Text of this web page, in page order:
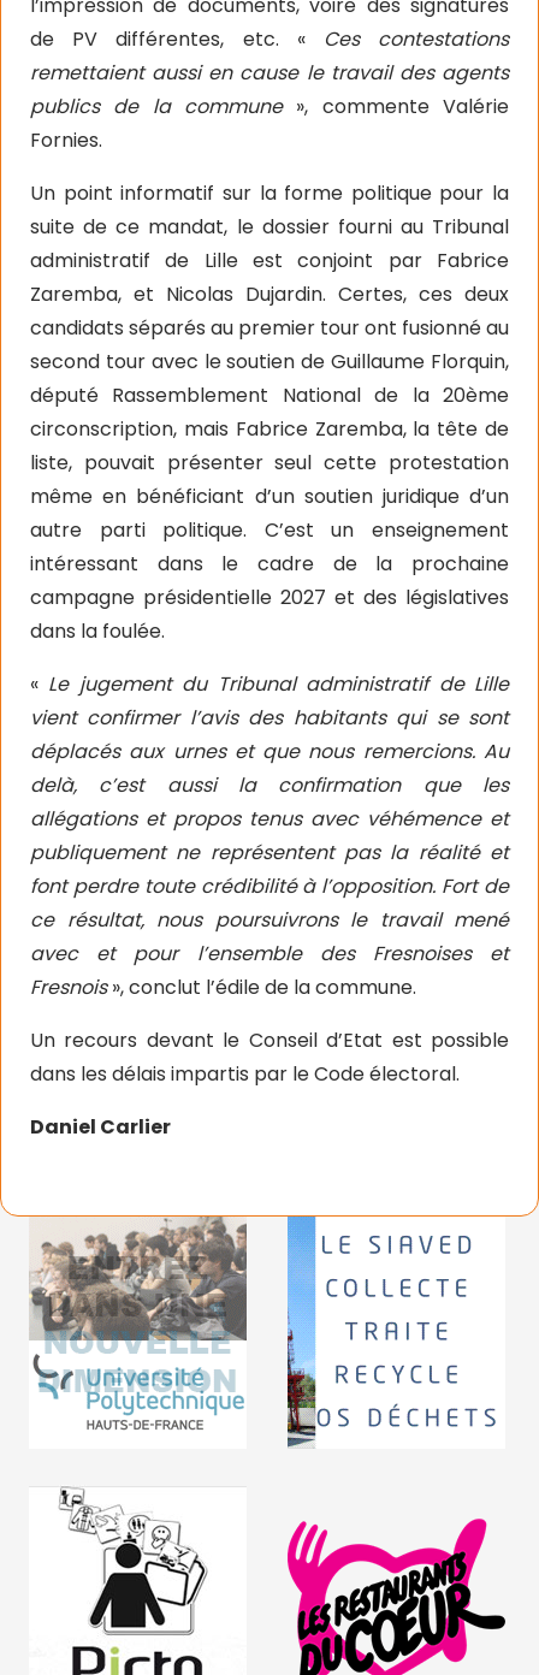
de PV différentes, etc. « Ces contestations
remettaient aussi en cause le travail des agents
publics de la commune», commente Valérie
Fornies.
Un point informatif sur la forme politique pour la
suite de ce mandat, le dossier fourni au Tribunal
administratif de Lille est conjoint par Fabrice
Zaremba, et Nicolas Dujardin. Certes, ces deux
candidats séparés au premier tour ont fusionné au
second tour avec le soutien de Guillaume Florquin,
député Rassemblement National de la 20ème
circonscription, mais Fabrice Zaremba, la tête de
liste, pouvait présenter seul cette protestation
même en bénéficiant d’un soutien juridique d’un
autre parti politique. C’est un enseignement
intéressant dans le cadre de la prochaine
campagne présidentielle 2027 et des législatives
dans la foulée.
« Le jugement du Tribunal administratif de Lille
vient confirmer l’avis des habitants qui se sont
déplacés aux urnes et que nous remercions. Au
delà, c’est aussi la confirmation que les
allégations et propos tenus avec véhémence et
publiquement ne représentent pas la réalité et
font perdre toute crédibilité à l’opposition. Fort de
ce résultat, nous poursuivrons le travail mené
avec et pour l’ensemble des Fresnoises et
Fresnois», conclut l’édile de la commune.
Un recours devant le Conseil d’Etat est possible
dans les délais impartis par le Code électoral.
Daniel Carlier